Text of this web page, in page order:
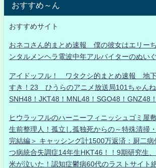
おすすめ～ん
おすすめサイト
おネコさん的まとめ速報 僕の彼女はエリー
ンタルメンヘラ電波中年アルバイターのぬい
アイドッフル！ ワタクシ的まとめ速報 地
すき！23 ひうらのアニメ放送局101ちゃん
SNH48！JKT48！MNL48！SGO48！GNZ48
ヒウラッフルのハーニーフィニッシュゴミ屋
生前整理人！孤立し孤独死からの～特殊清掃
完結編＞ キャッシング計1500万返済：厨二病
つ病統合失調症14年生HKT46！！9期研究生
米が泣いた！認知症鬱病60代のラストサイト